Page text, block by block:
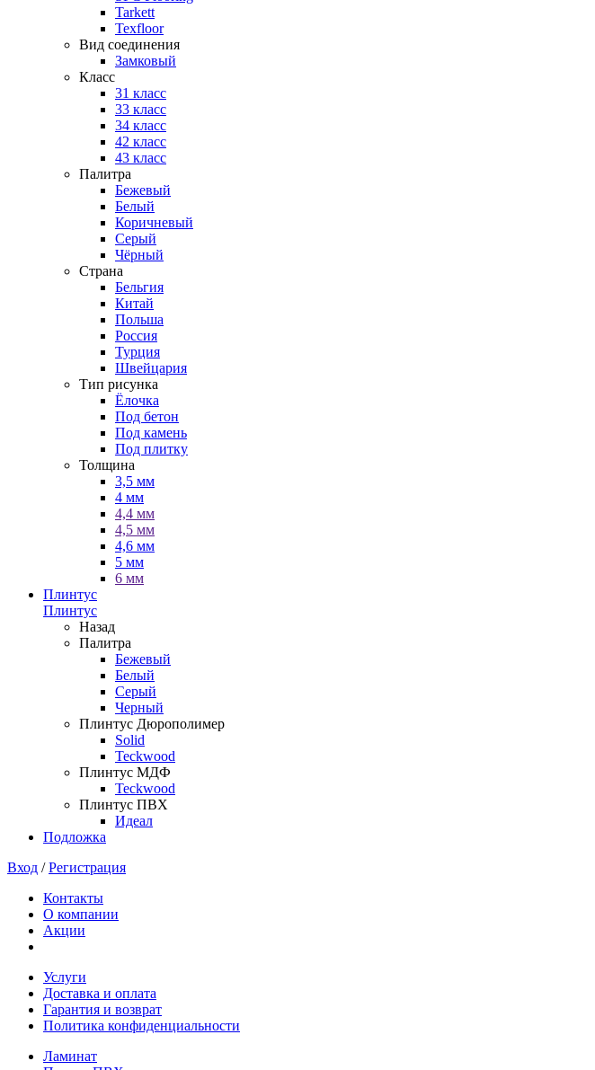
Tarkett
Texfloor
Вид соединения
Замковый
Класс
31 класс
33 класс
34 класс
42 класс
43 класс
Палитра
Бежевый
Белый
Коричневый
Серый
Чёрный
Страна
Бельгия
Китай
Польша
Россия
Турция
Швейцария
Тип рисунка
Ёлочка
Под бетон
Под камень
Под плитку
Толщина
3,5 мм
4 мм
4,4 мм
4,5 мм
4,6 мм
5 мм
6 мм
Плинтус
Плинтус
Назад
Палитра
Бежевый
Белый
Серый
Черный
Плинтус Дюрополимер
Solid
Teckwood
Плинтус МДФ
Teckwood
Плинтус ПВХ
Идеал
Подложка
Вход /Регистрация
Контакты
О компании
Акции
Услуги
Доставка и оплата
Гарантия и возврат
Политика конфиденциальности
Ламинат